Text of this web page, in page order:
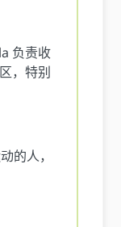
负责收
，特别
的人，